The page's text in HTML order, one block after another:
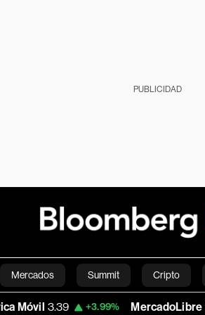
PUBLICIDAD
Mercados Summit Cripto
Economía Estilo de vida
3.39 +3.99% MercadoLibre 1,888.63